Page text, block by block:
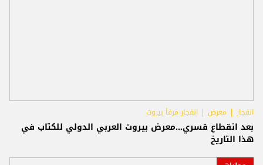
انفجار معرض انفجار مرفأ بيروت
بعد انقطاع قسري...معرض بيروت العربي الدولي للكتاب في
هذا التاريخ